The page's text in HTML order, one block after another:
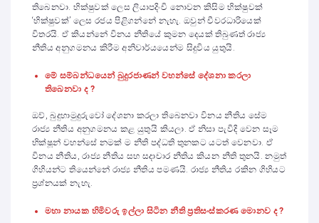
තිබෙනවා. භික්ෂුවක් ලෙස ලියාපදිංචි නොවන කිසිම භික්ෂුවක්
‘භික්ෂුවක්’ ලෙස රජය පිළිගන්නේ නැහැ. ඔවුන් චීවරධාරියෙක්
විතරයි. ඒ කියන්නේ විනය නීතියේ කුමන දෙයක් තිබුණත් රාජ්‍ය
නීතිය අනුගමනය කිරීම අනිවාර්යයෙන්ම සිදුවිය යුතුයි.
මේ සම්බන්ධයෙන් බුදුරජාණන් වහන්සේ දේශනා කරලා
තිබෙනවා ද ?
ඔව්, බුදුහාමුදුරුවෝ දේශනා කරලා තිබෙනවා විනය නීතිය සේම
රාජ්‍ය නීතිය අනුගමනය කළ යුතුයි කියලා. ඒ නිසා පැවිදි වෙන සෑම
භික්ෂූන් වහන්සේ නමක් ම නීති පද්ධති තුනකට යටත් වෙනවා. ඒ
විනය නීතිය, රාජ්‍ය නීතිය සහ සදාචාර නීතිය කියන නීති තුනයි. නමුත්
ගිහියන්ට තියෙන්නේ රාජ්‍ය නීතිය පමණයි. රාජ්‍ය නීතිය රකින ගිහියට
ප්‍රශ්නයක් නැහැ.
මහා නායක හිමිවරු ඉල්ලා සිටින නීති ප්‍රතිසංස්කරණ මොනව ද ?